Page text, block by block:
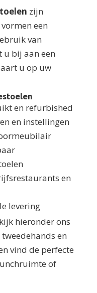
zijn
een
van
bij aan een
u op uw
en refurbished
en instellingen
en
levering
hieronder ons
en
vind de perfecte
of